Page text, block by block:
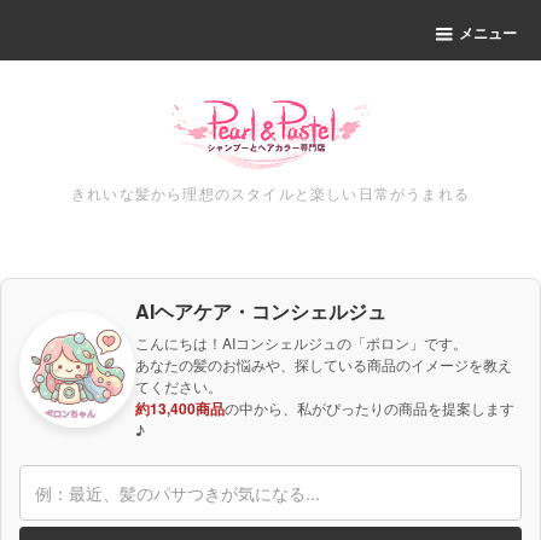
メニュー
きれいな髪から理想のスタイルと楽しい日常がうまれる
AIヘアケア・コンシェルジュ
こんにちは！AIコンシェルジュの「ポロン」です。
あなたの髪のお悩みや、探している商品のイメージを教え
てください。
約13,400商品の中から、私がぴったりの商品を提案します
♪